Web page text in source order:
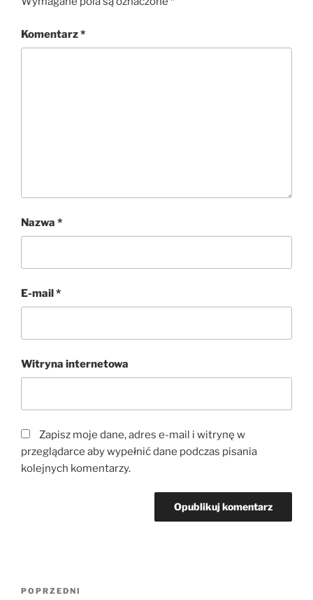
Komentarz*
Nazwa *
E-mail*
Witryna internetowa
Zapisz moje dane, adres e-mail i witrynę w
przeglądarce aby wypełnić dane podczas pisania
kolejnych komentarzy.
Nawigacja
Poprzedni
POPRZEDNI